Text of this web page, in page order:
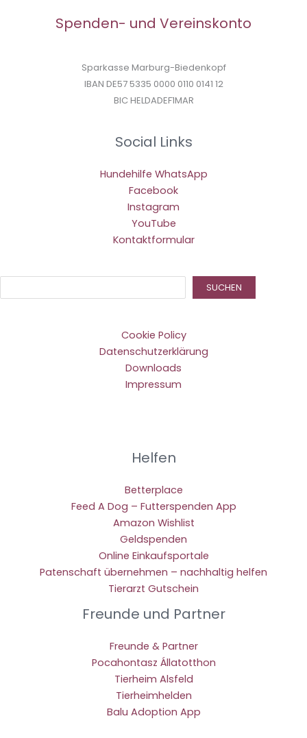
Spenden- und Vereinskonto
Sparkasse Marburg-Biedenkopf
IBAN DE57 5335 0000 0110 0141 12
BIC HELDADEF1MAR
Social Links
Hundehilfe WhatsApp
Facebook
Instagram
YouTube
Kontaktformular
SUCHEN
Cookie Policy
Datenschutzerklärung
Downloads
Impressum
Helfen
Betterplace
Feed A Dog – Futterspenden App
Amazon Wishlist
Geldspenden
Online Einkaufsportale
Patenschaft übernehmen – nachhaltig helfen
Tierarzt Gutschein
Freunde und Partner
Freunde & Partner
Pocahontasz Állatotthon
Tierheim Alsfeld
Tierheimhelden
Balu Adoption App